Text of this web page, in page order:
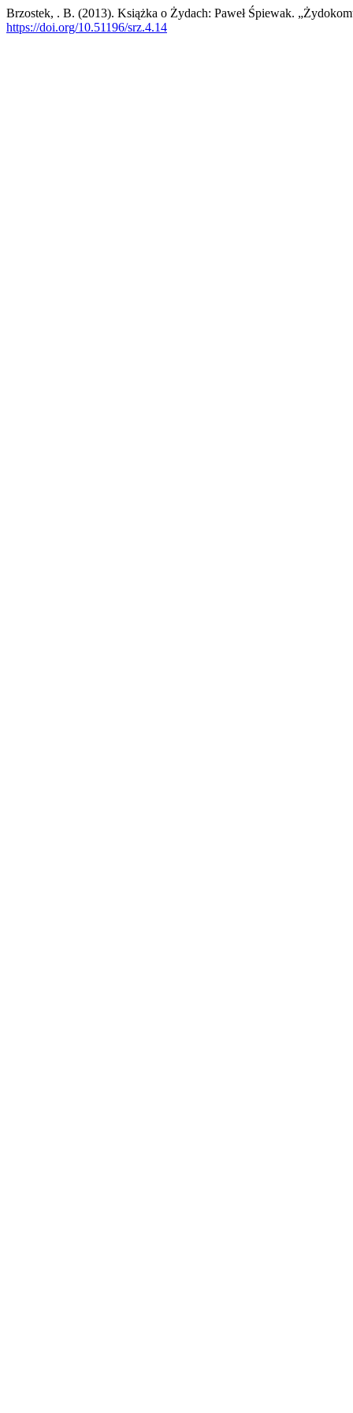
Brzostek, . B. (2013). Książka o Żydach: Paweł Śpiewak.
https://doi.org/10.51196/srz.4.14